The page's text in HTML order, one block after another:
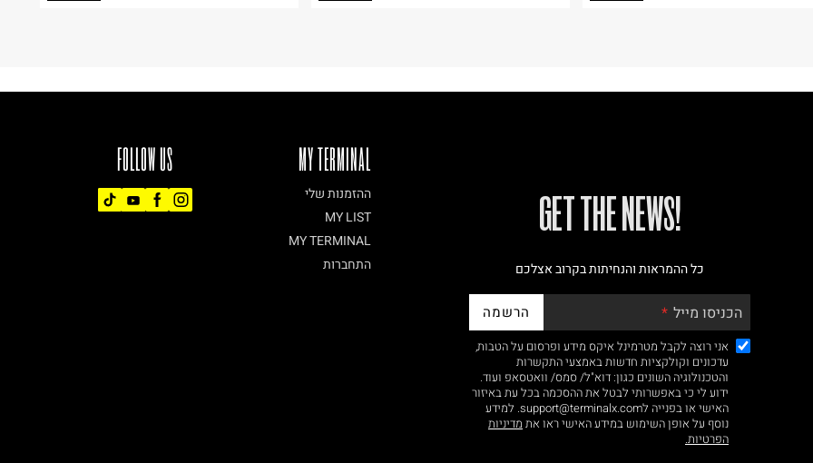
FOLLOW US MY TERMINAL
ההזמנות שלי
MY LIST
MY TERMINAL
התחברות
!GET THE NEWS
כל ההמראות והנחיתות בקרוב אצלכם
הכניסו מייל הרשמה
אני רוצה לקבל מטרמינל איקס מידע ופרסום על הטבות,
עדכונים וקולקציות חדשות באמצעי התקשרות
והטכנולוגיה השונים כגון: דוא"ל/ סמס/ וואטסאפ ועוד.
ידוע לי כי באפשרותי לבטל את ההסכמה בכל עת באיזור
האישי או בפנייה לsupport@terminalx.com. למידע
נוסף על אופן השימוש במידע האישי ראו את מדיניות
הפרטיות.